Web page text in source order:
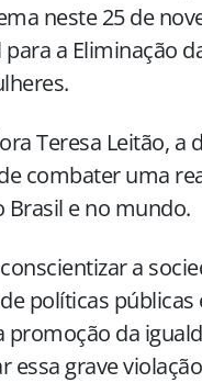
neste 25 de
a Eliminação
Teresa Leitão, a
combater uma
Brasil e no mundo.
a
políticas públicas
promoção da
essa grave